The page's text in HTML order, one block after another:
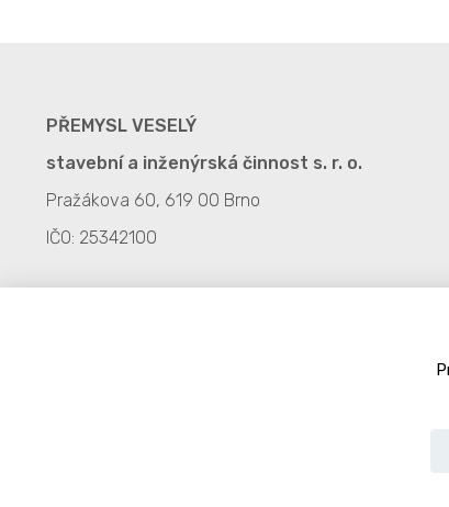
PŘEMYSL VESELÝ
stavební a inženýrská činnost s. r. o.
Pražákova 60, 619 00 Brno
IČO: 25342100